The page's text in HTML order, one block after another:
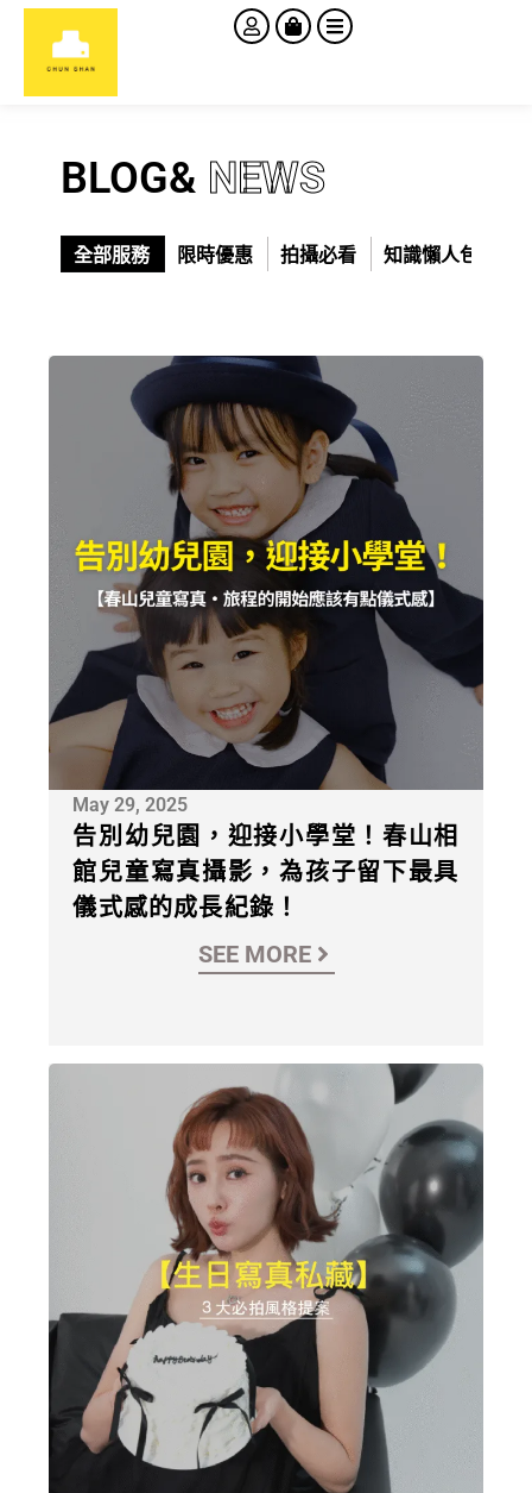
BLOG& NEWS
限時優惠 拍攝必看 知識懶人包
全部服務
May 29, 2025
告別幼兒園，迎接小學堂！春山相
館兒童寫真攝影，為孩子留下最具
儀式感的成長紀錄！
SEE MORE